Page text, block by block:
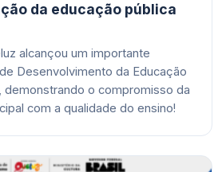
da educação pública
alcançou um importante
Desenvolvimento da Educação
demonstrando o compromisso da
com a qualidade do ensino!